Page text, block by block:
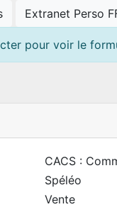
Extranet Perso
pour voir le
CACS :
Spéléo
Vente